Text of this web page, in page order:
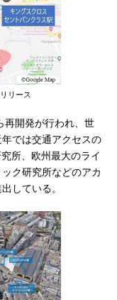
リース
開発が行われ、世
では交通アクセスの
所、欧州最大のライ
ク研究所などのアカ
している。